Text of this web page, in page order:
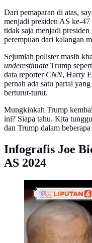
Dari pemaparan di atas,
menjadi presiden AS ke-
tidak saja menjadi
perempuan dari kalangan
Sejumlah pollster masih
underestimate Trump
data reporter CNN, Harry
pernah ada satu partai yang
berturut-turut.
Mungkinkah Trump
ini? Siapa tahu. Kita
dan Trump dalam
Infografis Joe
AS 2024
Infografis Joe
(Liputan6.com/